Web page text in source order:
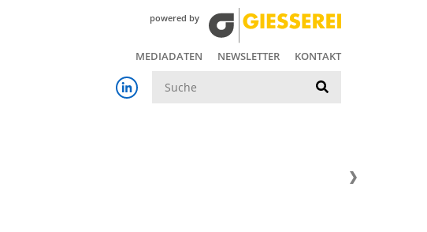
powered by
MEDIADATEN NEWSLETTER KONTAKT